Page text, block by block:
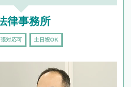
律事務所
対応可 土日祝OK